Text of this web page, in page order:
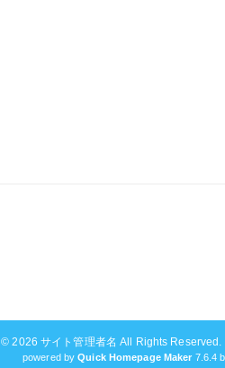
© 2026サイト管理者名 All Rights Reserved.
powered byQuick Homepage Maker 7.6.4